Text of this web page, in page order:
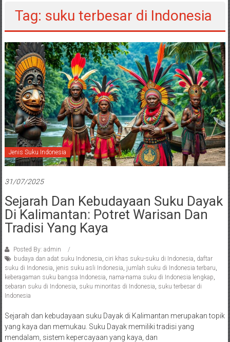
Tag: suku terbesar di Indonesia
Jenis Suku Indonesia
31/07/2025
Sejarah Dan Kebudayaan Suku Dayak
Di Kalimantan: Potret Warisan Dan
Tradisi Yang Kaya
Posted By: admin
budaya dan adat suku Indonesia ciri khas suku-suku di Indonesia daftar
suku di Indonesia jenis suku asli Indonesia jumlah suku di Indonesia terbaru
keberagaman suku bangsa Indonesia nama-nama suku di Indonesia lengkap
sebaran suku di Indonesia suku minoritas di Indonesia suku terbesar di
Indonesia
Sejarah dan kebudayaan suku Dayak di Kalimantan merupakan topik
yang kaya dan memukau. Suku Dayak memiliki tradisi yang
mendalam, sistem kepercayaan yang kaya, dan